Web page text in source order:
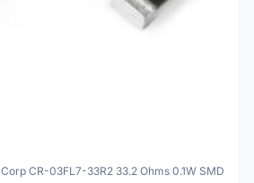
CR-03FL7-33R2 33.2 Ohms 0.1W SMD